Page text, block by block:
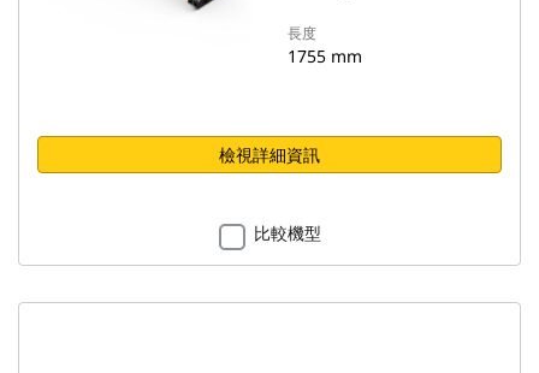
長度
1755 mm
檢視詳細資訊
比較機型